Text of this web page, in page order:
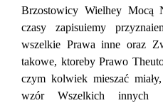
Brzostowicy Wielhey Mocą
czasy zapisuiemy
wszelkie Prawa inne oraz
takowe, ktoreby Prawo
czym kolwiek mieszać
wzór Wszelkich innych